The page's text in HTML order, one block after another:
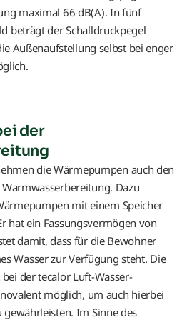
maximal 66 dB(A). In fünf
beträgt der Schalldruckpegel
Außenaufstellung selbst bei enger
der
die Wärmepumpen auch den
Dazu
mit einem Speicher
hat ein Fassungsvermögen von
damit, dass für die Bewohner
Wasser zur Verfügung steht. Die
der tecalor Luft-Wasser-
möglich, um auch hierbei
Im Sinne des